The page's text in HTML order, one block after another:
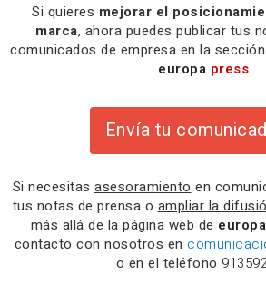
Si quieres mejorar el
marca, ahora puedes publicar tus
comunicados de empresa en la
europa press
Envía tu
Si necesitas asesoramiento en
tus notas de prensa o ampliar la
más allá de la página web de europa
contacto con nosotros en
o en el teléfono